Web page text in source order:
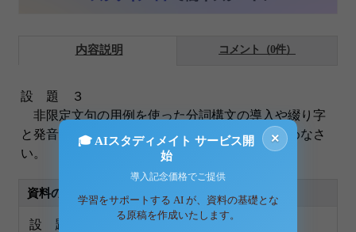
内容説明 コメント（0件）
設 題 ３
非限定文句の用例を使った分詞構文の導入や綴り字
と発音の間の基本法則についての指導法をまとめなさ
い。
資料の原本内容
設 題 ３
×
🎓 AIスタディメイト サービス開
始
導入記念価格でご提供
学習をサポートする AI が、資料の基礎とな
る原稿を作成いたします。